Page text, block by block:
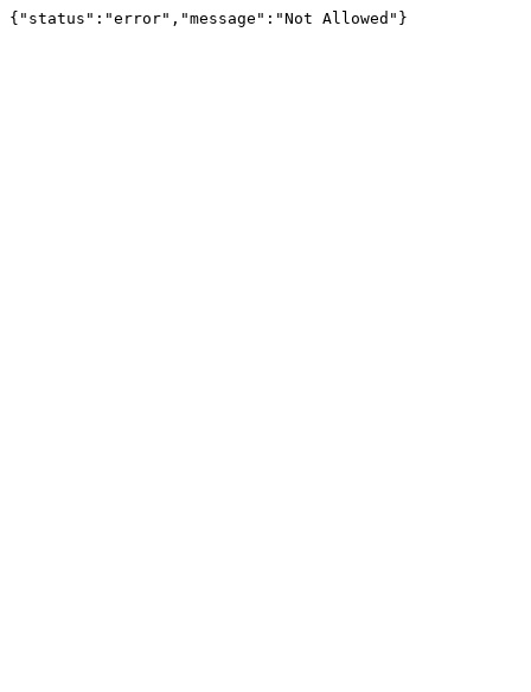
{"status":"error","message":"Not Allowed"}